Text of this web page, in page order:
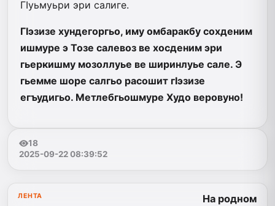
ГIуьмуьри эри салиге.
ГIэзизе хундегоргьо, иму омбаракбу сохденим
ишмуре э Тозе салевоз ве хосденим эри
гьеркишму мозоллуье ве ширинлуье сале. Э
гьемме шоре салгьо расошит гIэзизе
егъудигьо. Метлебгьошмуре Худо веровуно!
18
2025-09-22 08:39:52
ЛЕНТА На родном